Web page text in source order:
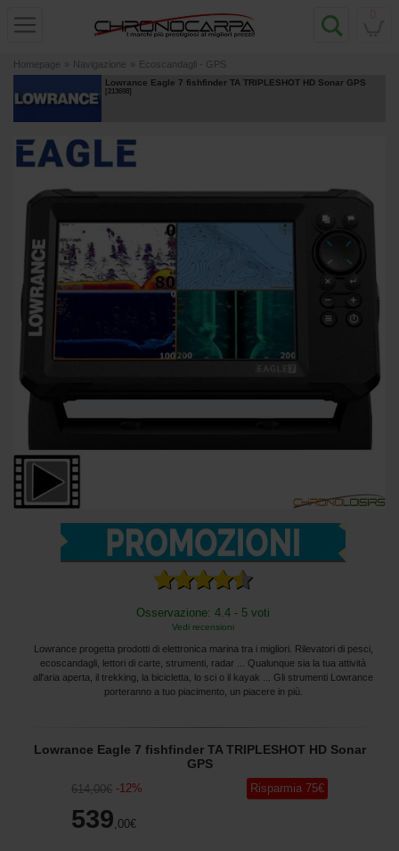
Homepage » Navigazione » Ecoscandagli - GPS
Lowrance Eagle 7 fishfinder TA TRIPLESHOT HD Sonar GPS
[213698]
Osservazione: 4.4 - 5 voti
Vedi recensioni
Lowrance progetta prodotti di elettronica marina tra i migliori. Rilevatori di pesci,
ecoscandagli, lettori di carte, strumenti, radar ... Qualunque sia la tua attività
all'aria aperta, il trekking, la bicicletta, lo sci o il kayak ... Gli strumenti Lowrance
porteranno a tuo piacimento, un piacere in più.
Lowrance Eagle 7 fishfinder TA TRIPLESHOT HD Sonar
GPS
614,00€ -12%
539 ,00€
Risparmia 75€